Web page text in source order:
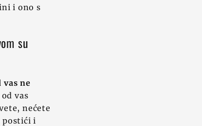
i ono s
su
ne
vas
nećete
postići i